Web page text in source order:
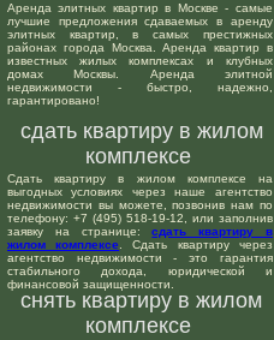
Аренда элитных квартир в Москве - самые
лучшие предложения сдаваемых в аренду
элитных квартир, в самых престижных
районах города Москва. Аренда квартир в
известных жилых комплексах и клубных
домах Москвы. Аренда элитной
недвижимости - быстро, надежно,
гарантировано!
сдать квартиру в жилом
комплексе
Сдать квартиру в жилом комплексе на
выгодных условиях через наше агентство
недвижимости вы можете, позвонив нам по
телефону: +7 (495) 518-19-12, или заполнив
заявку на странице:сдать квартиру в
жилом комплексе . Сдать квартиру через
агентство недвижимости - это гарантия
стабильного дохода, юридической и
финансовой защищенности.
снять квартиру в жилом
комплексе